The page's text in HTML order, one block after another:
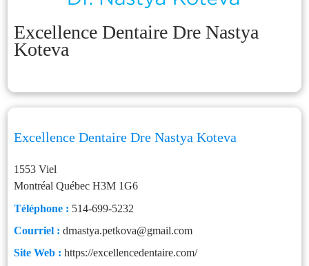
Excellence Dentaire Dre Nastya
Koteva
Excellence Dentaire Dre Nastya Koteva
1553 Viel
Montréal Québec H3M 1G6
Téléphone : 514-699-5232
Courriel : drnastya.petkova@gmail.com
Site Web : https://excellencedentaire.com/